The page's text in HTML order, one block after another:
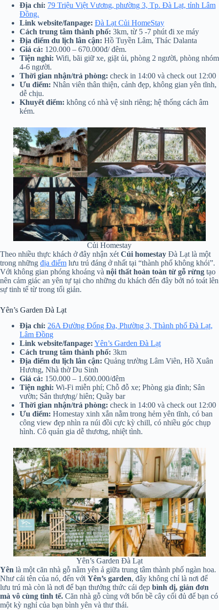
Địa chỉ: 79 Triệu Việt Vương, phường 3, Tp. Đà Lạt, tỉnh Lâm
Đồng.
Link website/fanpage: Đà Lạt Củi HomeStay
Cách trung tâm thành phố: 3km, từ 5 -7 phút đi xe máy
Địa điểm du lịch lân cận: Hồ Tuyền Lâm, Thác Dalanta
Giá cả: 120.000 – 670.000đ/ đêm.
Tiện nghi: Wifi, bãi giữ xe, giặt ủi, phòng 2 người, phòng nhóm
4-6 người.
Thời gian nhận/trả phòng: check in 14:00 và check out 12:00
Ưu điểm: Nhân viên thân thiện, cảnh đẹp, không gian yên tĩnh,
dễ chịu.
Khuyết điểm: không có nhà vệ sinh riêng; hệ thống cách âm
kém.
Củi Homestay
Theo nhiều thực khách ở đây nhận xét Củi homestay Đà Lạt là một
trong những địa điểm lưu trú đáng ở nhất tại “thành phố không khói”.
Với không gian phóng khoáng và nội thất hoàn toàn từ gỗ rừng tạo
nên cảm giác an yên tự tại cho những du khách đến đây bởi nó toát lên
sự tinh tế từ trong tối giản.
Yên’s Garden Đà Lạt
Địa chỉ: 26A Đường Đống Đa, Phường 3, Thành phố Đà Lạt,
Lâm Đồng
Link website/fanpage: Yên’s Garden Đà Lạt
Cách trung tâm thành phố: 3km
Địa điểm du lịch lân cận: Quảng trường Lâm Viên, Hồ Xuân
Hương, Nhà thờ Du Sinh
Giá cả: 150.000 – 1.600.000/đêm
Tiện nghi: Wi-Fi miễn phí; Chỗ đỗ xe; Phòng gia đình; Sân
vườn; Sân thượng/ hiên; Quầy bar
Thời gian nhận/trả phòng: check in 14:00 và check out 12:00
Ưu điểm: Homestay xinh xắn nằm trong hẻm yên tĩnh, có ban
công view đẹp nhìn ra núi đồi cực kỳ chill, có nhiều góc chụp
hình. Cô quản gia dễ thương, nhiệt tình.
Yên’s Garden Đà Lạt
Yên là một căn nhà gỗ nằm yên ả giữa trung tâm thành phố ngàn hoa.
Như cái tên của nó, đến với Yên’s garden, đây không chỉ là nơi để
lưu trú mà còn là nơi để bạn thưởng thức cái đẹp bình dị, giản đơn
mà vô cùng tinh tế. Căn nhà gỗ cùng với bốn bề cây cối đủ để bạn có
một kỳ nghỉ của bạn bình yên và thư thái.